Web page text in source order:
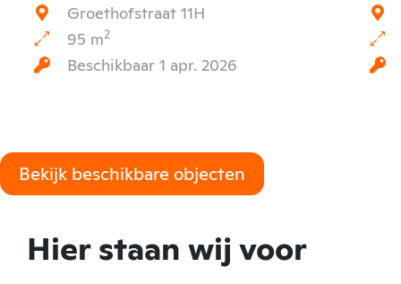
Groethofstraat 11H
95 m2
Beschikbaar 1 apr. 2026
Bekijk beschikbare objecten
Hier staan wij voor